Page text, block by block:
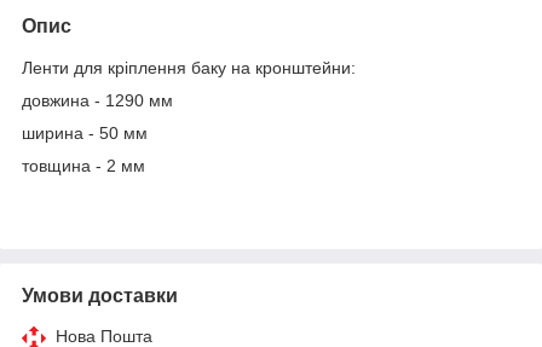
Опис
Ленти для кріплення баку на кронштейни:
довжина - 1290 мм
ширина - 50 мм
товщина - 2 мм
Умови доставки
Нова Пошта